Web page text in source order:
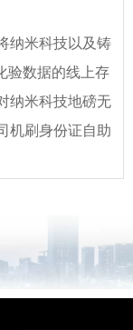
米科技以及铸
验数据的线上存
纳米科技地磅无
机刷身份证自助
统规范销售认款
据中心；更换
批流程，实现公
整合成各式各